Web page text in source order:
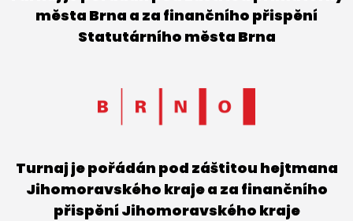
města Brna a za finančního přispění
Statutárního města Brna
Turnaj je pořádán pod záštitou hejtmana
Jihomoravského kraje a za finančního
přispění Jihomoravského kraje